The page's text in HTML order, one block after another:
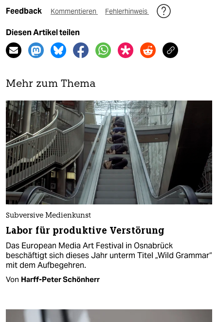
Feedback Kommentieren Fehlerhinweis
Diesen Artikel teilen
Mehr zum Thema
Subversive Medienkunst
Labor für produktive Verstörung
Das European Media Art Festival in Osnabrück
beschäftigt sich dieses Jahr unterm Titel „Wild Grammar“
mit dem Aufbegehren.
Von Harff-Peter Schönherr